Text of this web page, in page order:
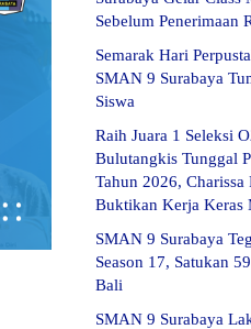
Sebelum Penerimaan
Semarak Hari
SMAN 9 Surabaya
Siswa
Raih Juara 1 Seleksi
Bulutangkis Tunggal
Tahun 2026,
Buktikan Kerja Keras
SMAN 9 Surabaya
Season 17, Satukan
Bali
SMAN 9 Surabaya